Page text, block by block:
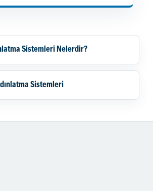
Sistemleri Nelerdir?
Sistemleri